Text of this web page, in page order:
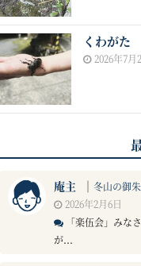
くわがた
2026年7月
庵主 ｜ 冬山の御
2026年2月6日
「楽伍会」みな
が...